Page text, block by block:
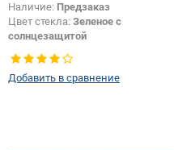
Наличие: Предзаказ
Цвет стекла: Зеленое с
солнцезащитой
Тип кузова: Хетчбек
Тип стекла:Боковое стекло левое
Добавить в сравнение